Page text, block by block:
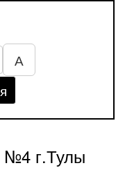
А
№4 г.Тулы